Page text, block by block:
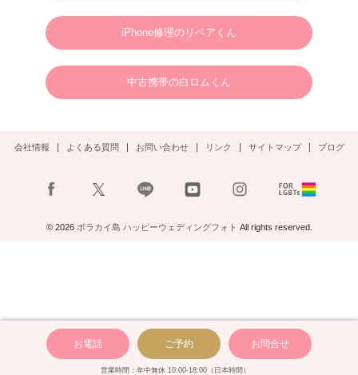
お電話 ご予約 お問合せ
営業時間：年中無休 10:00-18:00（日本時間）
2025年1月1日
ボラカイウェディングフォト一同
2025.01.22
N様 2025年3月 ウェディングフォトご予約ありがとうございます。
2024.08.30
A様 12月末ウェディングフォト
お問い合わせありがとうございます。
お問い合わせありがとうございます。
2024.07.06
iPhone修理のリペアくん
中古携帯の白ロムくん
会社情報 よくある質問 お問い合わせ リンク サイトマップ ブログ
© 2026 ボラカイ島 ハッピーウェディングフォト All rights reserved.